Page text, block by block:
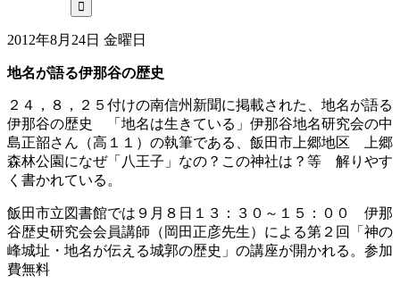
2012年8月24日 金曜日
地名が語る伊那谷の歴史
２４，８，２５付けの南信州新聞に掲載された、地名が語る
伊那谷の歴史 「地名は生きている」伊那谷地名研究会の中
島正韶さん（高１１）の執筆である、飯田市上郷地区 上郷
森林公園になぜ「八王子」なの？この神社は？等 解りやす
く書かれている。
飯田市立図書館では９月８日１３：３０～１５：００ 伊那
谷歴史研究会会員講師（岡田正彦先生）による第２回「神の
峰城址・地名が伝える城郭の歴史」の講座が開かれる。参加
費無料